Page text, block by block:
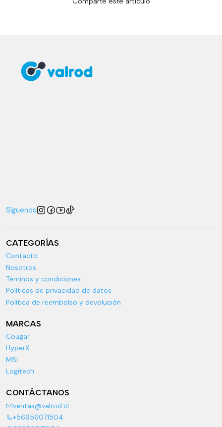
Síguenos
CATEGORÍAS
Contacto
Nosotros
Téminos y condiciones
Políticas de privacidad de datos
Política de reembolso y devolución
MARCAS
Cougar
HyperX
MSI
Logitech
CONTÁCTANOS
ventas@valrod.cl
+56956071504